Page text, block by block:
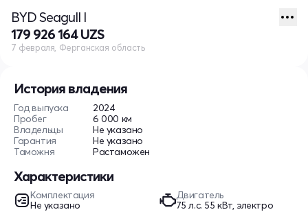
История владения
Год выпуска
2024
Пробег
6 000 км
Владельцы
Не указано
Гарантия
Не указано
Таможня
Растаможен
Характеристики
Комплектация
Не указано
Двигатель
75 л.c. 55 кВт, электро
BYD Seagull I
179 926 164 UZS
7 февраля, Ферганская область